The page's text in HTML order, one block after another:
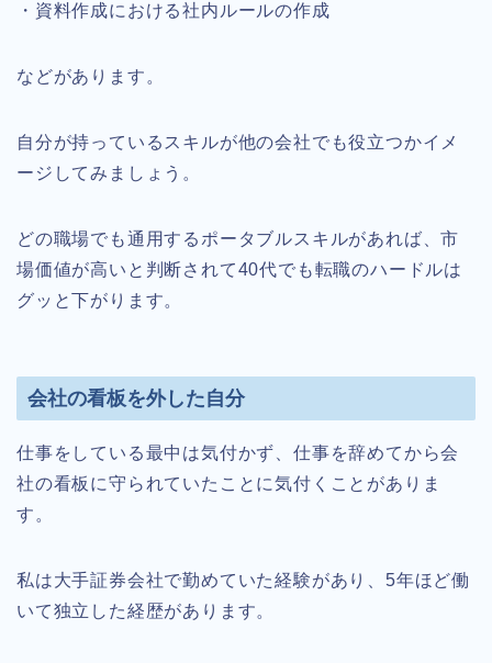
・資料作成における社内ルールの作成
などがあります。
自分が持っているスキルが他の会社でも役立つかイメ
ージしてみましょう。
どの職場でも通用するポータブルスキルがあれば、市
場価値が高いと判断されて40代でも転職のハードルは
グッと下がります。
会社の看板を外した自分
仕事をしている最中は気付かず、仕事を辞めてから会
社の看板に守られていたことに気付くことがありま
す。
私は大手証券会社で勤めていた経験があり、5年ほど働
いて独立した経歴があります。